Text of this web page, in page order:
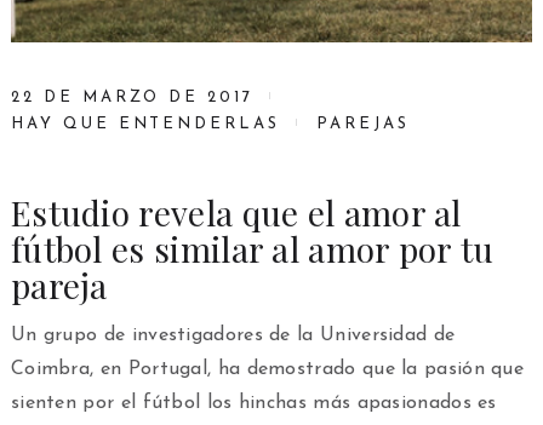
22 DE MARZO DE 2017
HAY QUE ENTENDERLAS
PAREJAS
Estudio revela que el amor al
fútbol es similar al amor por tu
pareja
Un grupo de investigadores de la Universidad de
Coimbra, en Portugal, ha demostrado que la pasión que
sienten por el fútbol los hinchas más apasionados es